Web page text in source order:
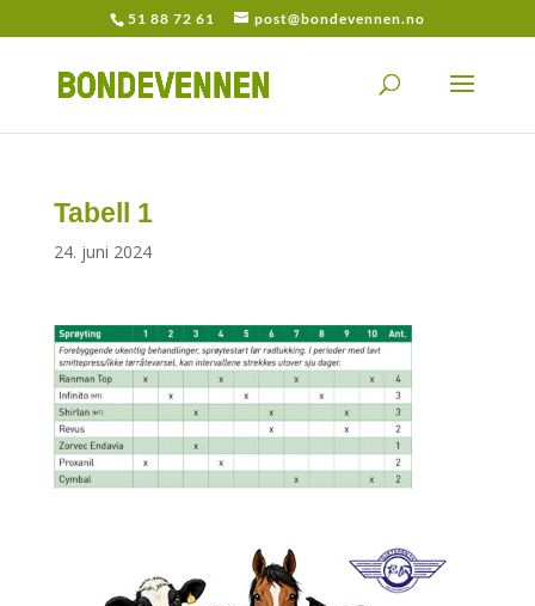
51 88 72 61 post@bondevennen.no
Tabell 1
24. juni 2024